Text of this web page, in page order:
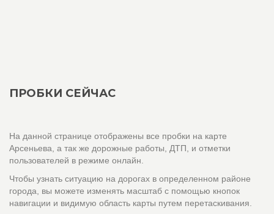
ПРОБКИ СЕЙЧАС
На данной странице отображены все пробки на карте
Арсеньева, а так же дорожные работы, ДТП, и отметки
пользователей в режиме онлайн.
Чтобы узнать ситуацию на дорогах в определенном районе
города, вы можете изменять масштаб с помощью кнопок
навигации и видимую область карты путем перетаскивания.